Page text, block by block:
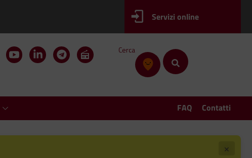
Servizi online
Cerca
FAQ Contatti
×